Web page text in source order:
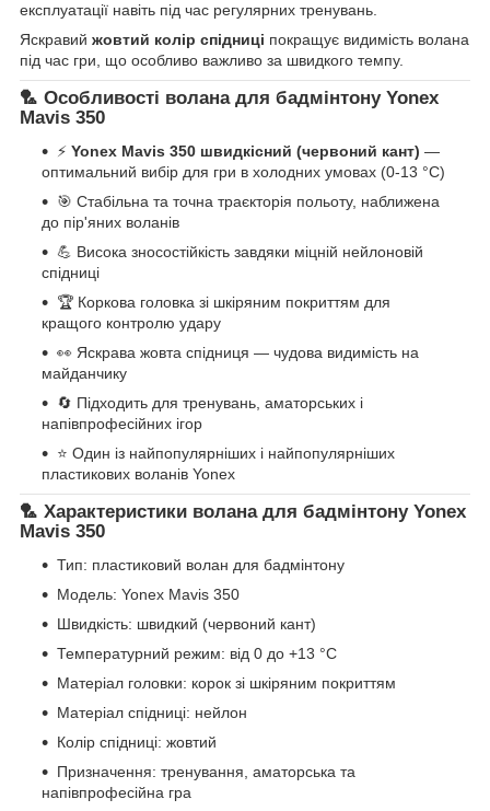
експлуатації навіть під час регулярних тренувань.
Яскравий жовтий колір спідниці покращує видимість волана
під час гри, що особливо важливо за швидкого темпу.
🏸 Особливості волана для бадмінтону Yonex
Mavis 350
⚡ Yonex Mavis 350 швидкісний (червоний кант) —
оптимальний вибір для гри в холодних умовах (0-13 °C)
🎯 Стабільна та точна траєкторія польоту, наближена
до пір'яних воланів
💪 Висока зносостійкість завдяки міцній нейлоновій
спідниці
🏆 Коркова головка зі шкіряним покриттям для
кращого контролю удару
👀 Яскрава жовта спідниця — чудова видимість на
майданчику
🔄 Підходить для тренувань, аматорських і
напівпрофесійних ігор
⭐ Один із найпопулярніших і найпопулярніших
пластикових воланів Yonex
🏸 Характеристики волана для бадмінтону Yonex
Mavis 350
Тип: пластиковий волан для бадмінтону
Модель: Yonex Mavis 350
Швидкість: швидкий (червоний кант)
Температурний режим: від 0 до +13 °C
Матеріал головки: корок зі шкіряним покриттям
Матеріал спідниці: нейлон
Колір спідниці: жовтий
Призначення: тренування, аматорська та
напівпрофесійна гра